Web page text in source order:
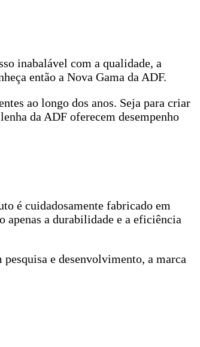
inabalável com a qualidade, a
então a Nova Gama da ADF.
ao longo dos anos. Seja para criar
da ADF oferecem desempenho
é cuidadosamente fabricado em
apenas a durabilidade e a eficiência
e desenvolvimento, a marca